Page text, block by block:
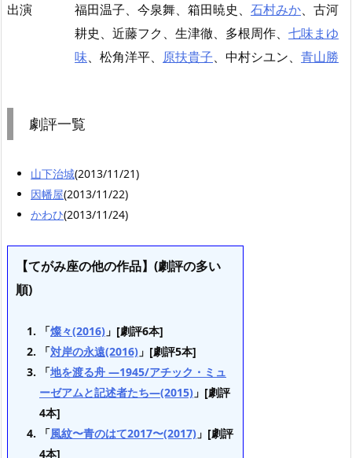
出演
福田温子、今泉舞、箱田暁史、 石村みか、古河
耕史、近藤フク、生津徹、多根周作、 七味まゆ
味、松角洋平、 原扶貴子、中村シユン、 青山勝
劇評一覧
山下治城(2013/11/21)
因幡屋(2013/11/22)
かわひ(2013/11/24)
【てがみ座の他の作品】(劇評の多い
順)
「燦々(2016) 」[劇評6本]
「対岸の永遠(2016) 」[劇評5本]
「地を渡る舟 —1945/アチック・ミュ
ーゼアムと記述者たち—(2015) 」[劇評
4本]
「風紋〜青のはて2017〜(2017) 」[劇評
4本]